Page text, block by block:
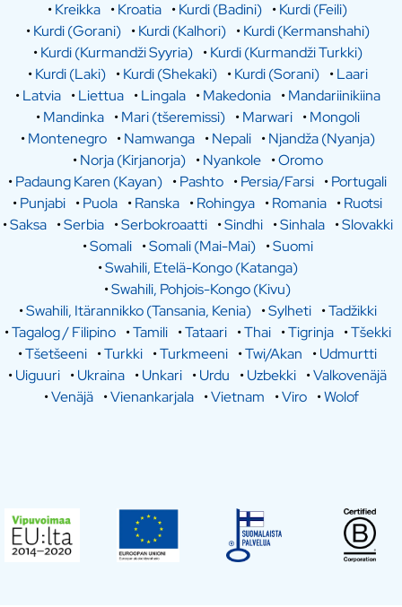
•Kreikka •Kroatia •Kurdi (Badini) •Kurdi (Feili)
•Kurdi (Gorani) •Kurdi (Kalhori) •Kurdi (Kermanshahi)
•Kurdi (Kurmandži Syyria) •Kurdi (Kurmandži Turkki)
•Kurdi (Laki) •Kurdi (Shekaki) •Kurdi (Sorani) •Laari
•Latvia •Liettua •Lingala •Makedonia •Mandariinikiina
•Mandinka •Mari (tšeremissi) •Marwari •Mongoli
•Montenegro •Namwanga •Nepali •Njandža (Nyanja)
•Norja (Kirjanorja) •Nyankole •Oromo
•Padaung Karen (Kayan) •Pashto •Persia/Farsi •Portugali
•Punjabi •Puola •Ranska •Rohingya •Romania •Ruotsi
•Saksa •Serbia •Serbokroaatti •Sindhi •Sinhala •Slovakki
•Somali •Somali (Mai-Mai) •Suomi
•Swahili, Etelä-Kongo (Katanga)
•Swahili, Pohjois-Kongo (Kivu)
•Swahili, Itärannikko (Tansania, Kenia) •Sylheti •Tadžikki
•Tagalog / Filipino •Tamili •Tataari •Thai •Tigrinja •Tšekki
•Tšetšeeni •Turkki •Turkmeeni •Twi/Akan •Udmurtti
•Uiguuri •Ukraina •Unkari •Urdu •Uzbekki •Valkovenäjä
•Venäjä •Vienankarjala •Vietnam •Viro •Wolof